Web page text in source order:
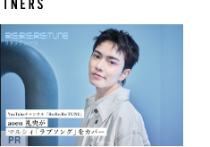
PR